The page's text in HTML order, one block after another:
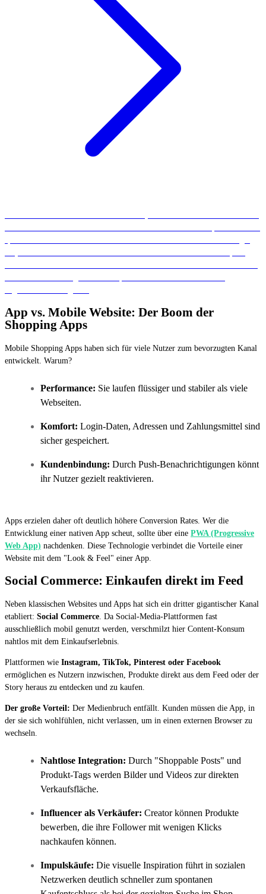
App vs. Mobile Website: Der Boom der
Shopping Apps
Mobile Shopping Apps haben sich für viele Nutzer zum bevorzugten Kanal
entwickelt. Warum?
Performance: Sie laufen flüssiger und stabiler als viele
Webseiten.
Komfort: Login-Daten, Adressen und Zahlungsmittel sind
sicher gespeichert.
Kundenbindung: Durch Push-Benachrichtigungen könnt
ihr Nutzer gezielt reaktivieren.
Apps erzielen daher oft deutlich höhere Conversion Rates. Wer die
Entwicklung einer nativen App scheut, sollte über eine PWA (Progressive
Web App) nachdenken. Diese Technologie verbindet die Vorteile einer
Website mit dem "Look & Feel" einer App.
Social Commerce: Einkaufen direkt im Feed
Neben klassischen Websites und Apps hat sich ein dritter gigantischer Kanal
etabliert: Social Commerce . Da Social-Media-Plattformen fast
ausschließlich mobil genutzt werden, verschmilzt hier Content-Konsum
nahtlos mit dem Einkaufserlebnis.
Plattformen wie Instagram, TikTok, Pinterest oder Facebook
ermöglichen es Nutzern inzwischen, Produkte direkt aus dem Feed oder der
Story heraus zu entdecken und zu kaufen.
Der große Vorteil: Der Medienbruch entfällt. Kunden müssen die App, in
der sie sich wohlfühlen, nicht verlassen, um in einen externen Browser zu
wechseln.
Nahtlose Integration: Durch "Shoppable Posts" und
Produkt-Tags werden Bilder und Videos zur direkten
Verkaufsfläche.
Influencer als Verkäufer: Creator können Produkte
bewerben, die ihre Follower mit wenigen Klicks
nachkaufen können.
Impulskäufe: Die visuelle Inspiration führt in sozialen
Netzwerken deutlich schneller zum spontanen